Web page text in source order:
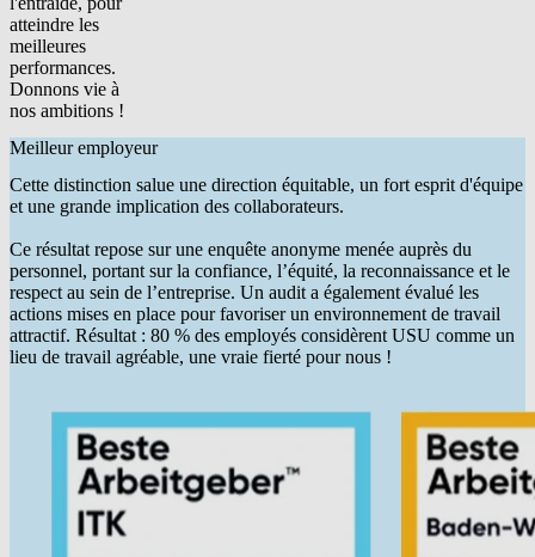
atteindre les
meilleures
performances.
Donnons vie à
nos ambitions !
Meilleur employeur
Cette distinction salue une direction équitable, un fort esprit d'équipe
et une grande implication des collaborateurs.
Ce résultat repose sur une enquête anonyme menée auprès du
personnel, portant sur la confiance, l’équité, la reconnaissance et le
respect au sein de l’entreprise. Un audit a également évalué les
actions mises en place pour favoriser un environnement de travail
attractif. Résultat : 80 % des employés considèrent USU comme un
lieu de travail agréable, une vraie fierté pour nous !